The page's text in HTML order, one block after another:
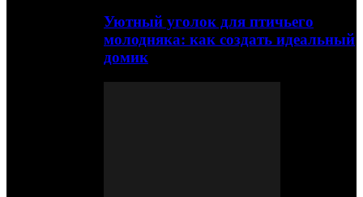
Уютный уголок для птичьего
молодняка: как создать идеальный
домик